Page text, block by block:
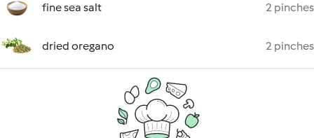
fine sea salt 2 pinches
dried oregano 2 pinches